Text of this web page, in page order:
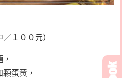
１００元）
蛋黃，